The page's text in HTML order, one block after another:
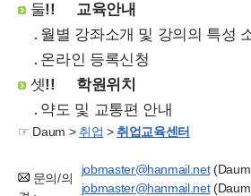
둘!!
교육안내
월별 강좌소개 및 강의의 특성
온라인 등록신청
셋!!
학원위치
약도 및 교통편 안내
☞ Daum > 취업 > 취업교육센터
문의/의
jobmaster@hanmail.net(Daum
jobmaster@hanmail.net(Daum